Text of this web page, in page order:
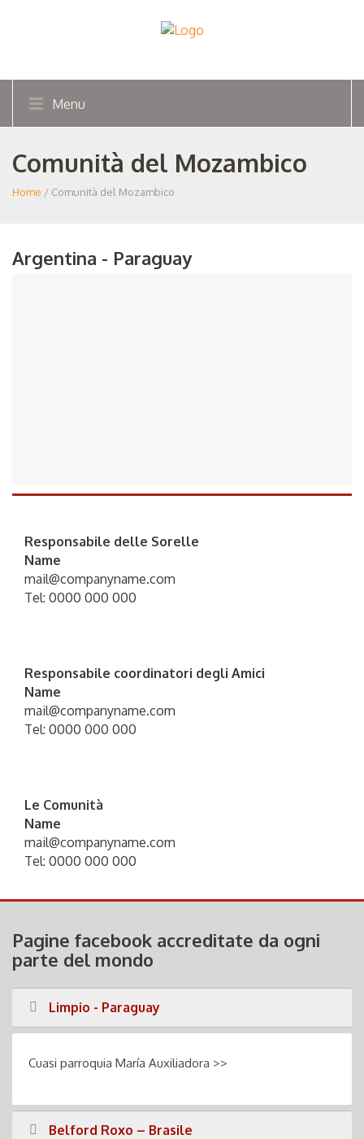
Menu
Comunità del Mozambico
Home / Comunità del Mozambico
Argentina - Paraguay
Responsabile delle Sorelle
Name
mail@companyname.com
Tel: 0000 000 000
Responsabile coordinatori degli Amici
Name
mail@companyname.com
Tel: 0000 000 000
Le Comunità
Name
mail@companyname.com
Tel: 0000 000 000
Pagine facebook accreditate da ogni
parte del mondo
Limpio - Paraguay
Cuasi parroquia María Auxiliadora >>
Belford Roxo – Brasile